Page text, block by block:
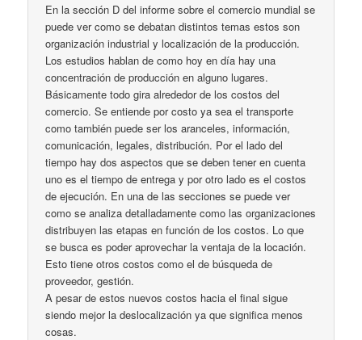
En la sección D del informe sobre el comercio mundial se
puede ver como se debatan distintos temas estos son
organización industrial y localización de la producción.
Los estudios hablan de como hoy en día hay una
concentración de producción en alguno lugares.
Básicamente todo gira alrededor de los costos del
comercio. Se entiende por costo ya sea el transporte
como también puede ser los aranceles, información,
comunicación, legales, distribución. Por el lado del
tiempo hay dos aspectos que se deben tener en cuenta
uno es el tiempo de entrega y por otro lado es el costos
de ejecución. En una de las secciones se puede ver
como se analiza detalladamente como las organizaciones
distribuyen las etapas en función de los costos. Lo que
se busca es poder aprovechar la ventaja de la locación.
Esto tiene otros costos como el de búsqueda de
proveedor, gestión.
A pesar de estos nuevos costos hacia el final sigue
siendo mejor la deslocalización ya que significa menos
cosas.